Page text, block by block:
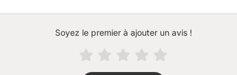
Soyez le premier à ajouter un avis !